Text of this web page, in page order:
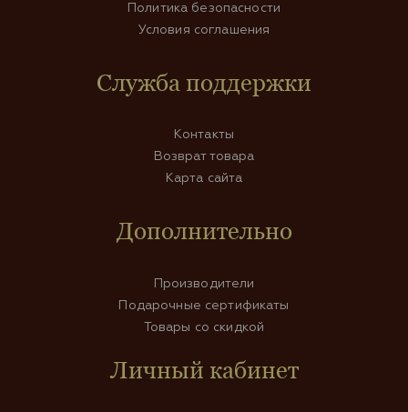
Политика безопасности
Условия соглашения
Служба поддержки
Контакты
Возврат товара
Карта сайта
Дополнительно
Производители
Подарочные сертификаты
Товары со скидкой
Личный кабинет